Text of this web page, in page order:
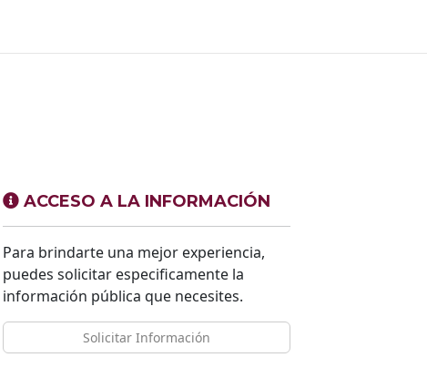
ACCESO A LA INFORMACIÓN
Para brindarte una mejor experiencia,
puedes solicitar especificamente la
información pública que necesites.
Solicitar Información